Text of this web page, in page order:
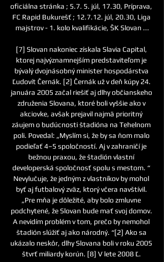
oficiálna stránka ; 5.7. 5. júl, 17.30, Príprava,
FC Rapid Bukurešť ; 12.7.12. júl, 20.30, Liga
majstrov - 1. kolo kvalifikácie, ŠK Slovan ...
[7] Slovan nakoniec získala Slavia Capital,
ktorej najvýznamnejším predstaviteľom je
bývalý dvojnásobný minister hospodárstva
Ľudovít Černák. [2] Černák už v deň kúpy 24.
januára 2005 začal riešiť aj dlhy občianskeho
združenia Slovana, ktoré boli vyššie ako v
akciovke, avšak prejavil najmä prioritný
záujem o budúcnosti štadióna na Tehelnom
poli. Povedal: „Myslím si, že by sa ňom malo
podieľať 4–5 spoločností. Aj v zahraničí je
bežnou praxou, že štadión vlastní
developerská spoločnosť spolu s mestom. “
Nevylučuje, že jedným z vlastníkov by mohol
byť aj futbalový zväz, ktorý včera navštívil.
„Pre mňa je dôležité, aby bolo zmluvne
podchytené, že Slovan bude mať svoj domov.
A nevidím problém v tom, prečo by nemohol
štadión slúžiť aj ako národný. “[2] Ako sa
ukázalo neskôr, dlhy Slovana boli v roku 2005
štvrť miliardy korún. [8] V lete 2008 Ľ.